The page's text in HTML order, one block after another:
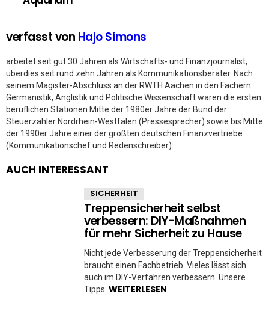
verfasst von Hajo Simons
arbeitet seit gut 30 Jahren als Wirtschafts- und Finanzjournalist,
überdies seit rund zehn Jahren als Kommunikationsberater. Nach
seinem Magister-Abschluss an der RWTH Aachen in den Fächern
Germanistik, Anglistik und Politische Wissenschaft waren die ersten
beruflichen Stationen Mitte der 1980er Jahre der Bund der
Steuerzahler Nordrhein-Westfalen (Pressesprecher) sowie bis Mitte
der 1990er Jahre einer der größten deutschen Finanzvertriebe
(Kommunikationschef und Redenschreiber).
AUCH INTERESSANT
SICHERHEIT
Treppensicherheit selbst
verbessern: DIY-Maßnahmen
für mehr Sicherheit zu Hause
Nicht jede Verbesserung der Treppensicherheit
braucht einen Fachbetrieb. Vieles lässt sich
auch im DIY-Verfahren verbessern. Unsere
Tipps. WEITERLESEN